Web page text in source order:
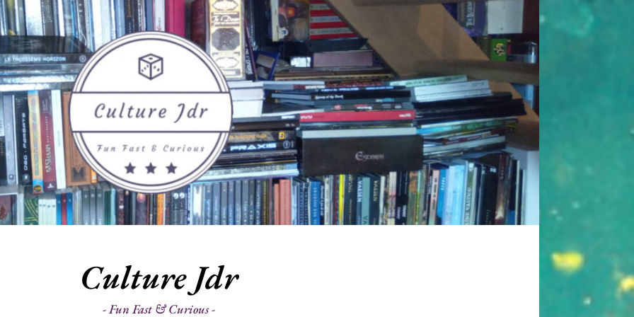
Culture Jdr
Fun Fast & Curious